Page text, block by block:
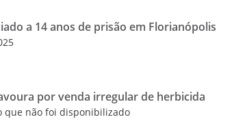
a 14 anos de prisão em Florianópolis
por venda irregular de herbicida
que não foi disponibilizado